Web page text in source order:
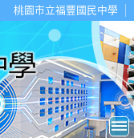
桃園市立福豐國民中學